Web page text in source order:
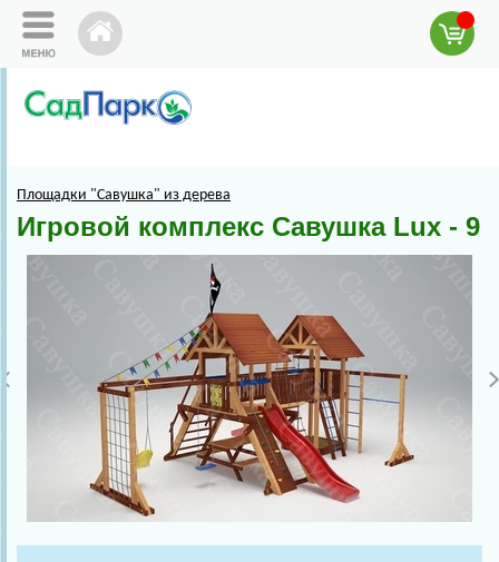
Площадки "Савушка" из дерева
Игровой комплекс Савушка Lux - 9